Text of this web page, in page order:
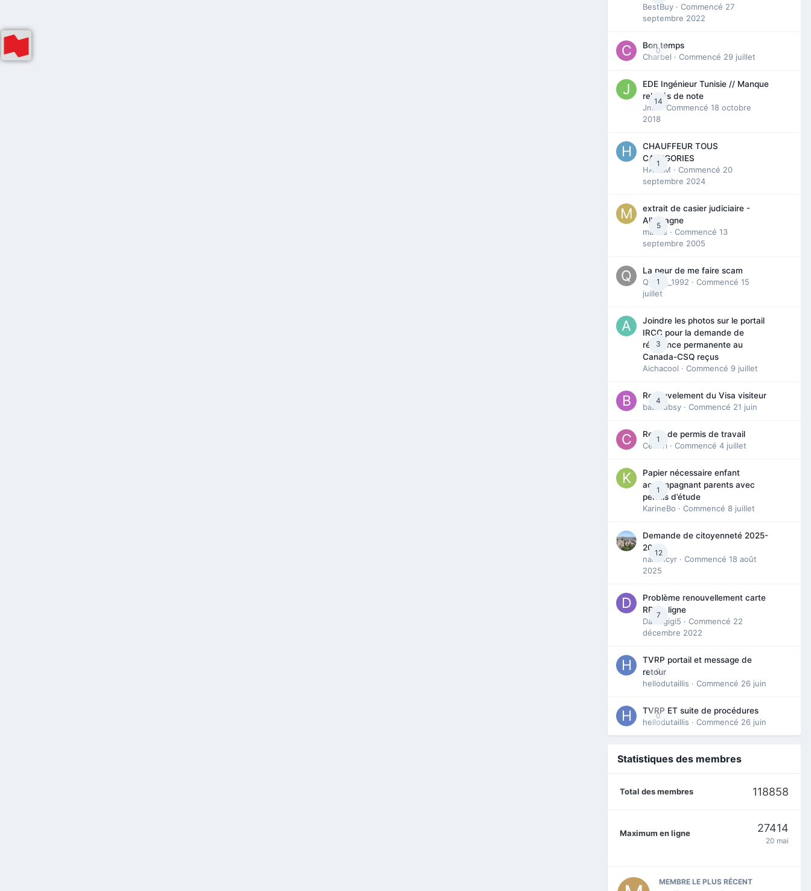
BestBuy · Commencé 27
septembre 2022
0
Bon temps
Charbel · Commencé 29 juillet
14
EDE Ingénieur Tunisie // Manque
relevés de note
Jmili
· Commencé 18 octobre
2018
1
CHAUFFEUR TOUS
CATEGORIES
HAZEM · Commencé 20
septembre 2024
5
extrait de casier judiciaire -
Allemagne
maries · Commencé 13
septembre 2005
1
La peur de me faire scam
Queen_1992 · Commencé 15
juillet
3
Joindre les photos sur le portail
IRCC pour la demande de
résidence permanente au
Canada-CSQ reçus
Aichacool · Commencé 9 juillet
4
Renouvelement du Visa visiteur
babibubsy · Commencé 21 juin
1
Refus de permis de travail
Cedbri · Commencé 4 juillet
1
Papier nécessaire enfant
accompagnant parents avec
permis d’étude
KarineBo · Commencé 8 juillet
12
Demande de citoyenneté 2025-
2026
nanancyr · Commencé 18 août
2025
7
Problème renouvellement carte
RP en ligne
Davidgigi5 · Commencé 22
décembre 2022
0
TVRP portail et message de
retour
hellodutaillis · Commencé 26 juin
0
TVRP ET suite de procédures
hellodutaillis · Commencé 26 juin
Statistiques des membres
Total des membres 118858
Maximum en ligne 27414
20 mai
MEMBRE LE PLUS RÉCENT